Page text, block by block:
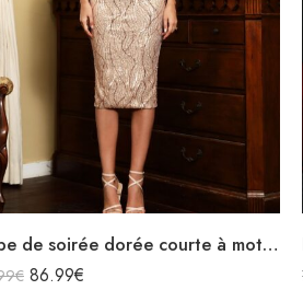
Robe de soirée dorée courte à motifs épaules dénudées décolleté
€ 86.99€